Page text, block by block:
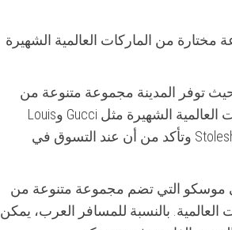
من الماركات العالمية الشهيرة
توفر المدينة مجموعة متنوعة من
المتاجر الفاخرة والعلامات التجارية العالمية الشهيرة. يمكن العثور على الماركات العالمية الشهيرة مثل Gucci وLouis
Vuitton وPrada في مناطق التسوق الرئيسية مثل Tverskaya Street وStoleshnikov Lane وتأكد من أن عند التسوق في
في موسكو التي تضم مجموعة متنوعة من
بالنسبة للمسافر العرب، يمكن